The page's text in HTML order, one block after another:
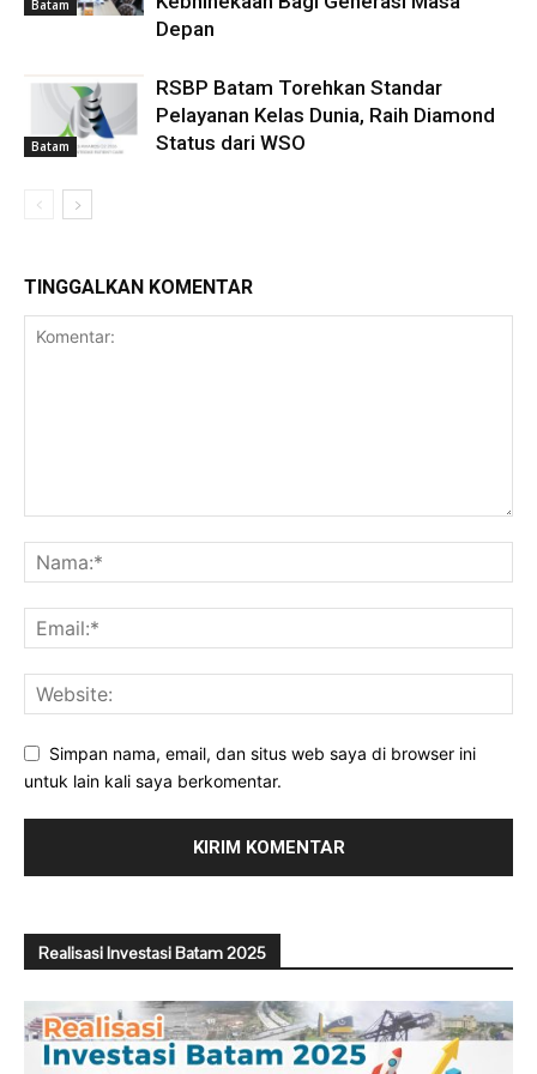
Batam
Depan
Batam
RSBP Batam Torehkan Standar
Pelayanan Kelas Dunia, Raih Diamond
Status dari WSO
TINGGALKAN KOMENTAR
Simpan nama, email, dan situs web saya di browser ini
untuk lain kali saya berkomentar.
Realisasi Investasi Batam 2025